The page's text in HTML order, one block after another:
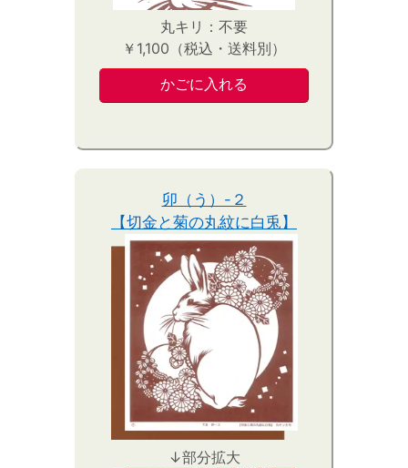
丸キリ：不要
￥1,100（税込・送料別）
卯（う）-２
【切金と菊の丸紋に白兎】
↓部分拡大